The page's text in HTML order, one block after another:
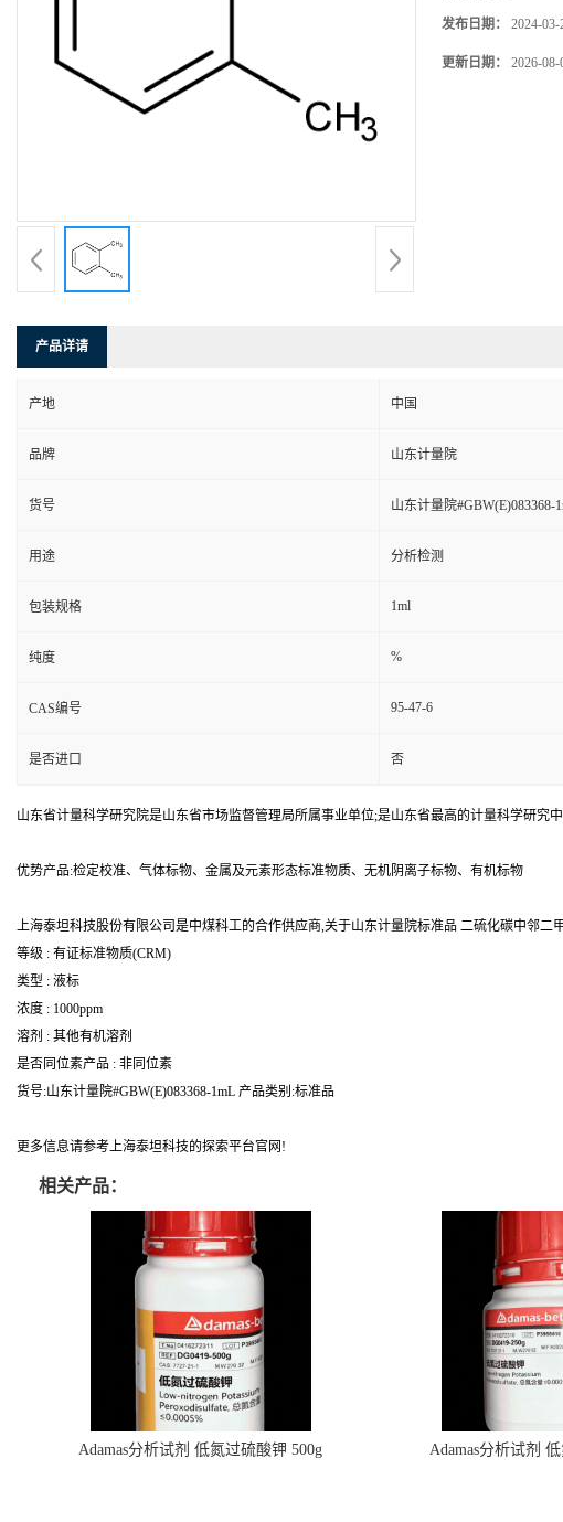
发布日期： 2024-03-
更新日期： 2026-08-
产品详请
产地 中国
品牌 山东计量院
货号 山东计量院#GBW(E)083368-
用途 分析检测
包装规格 1ml
纯度 %
CAS编号 95-47-6
是否进口 否
山东省计量科学研究院是山东省市场监督管理局所属事业单位;是山东省最高的计量科学研究
优势产品:检定校准、气体标物、金属及元素形态标准物质、无机阴离子标物、有机标物
上海泰坦科技股份有限公司是中煤科工的合作供应商,关于山东计量院标准品 二硫化碳中邻
等级 : 有证标准物质(CRM)
类型 : 液标
浓度 : 1000ppm
溶剂 : 其他有机溶剂
是否同位素产品 : 非同位素
货号:山东计量院#GBW(E)083368-1mL 产品类别:标准品
更多信息请参考上海泰坦科技的探索平台官网!
相关产品：
Adamas分析试剂 低氮过硫酸钾 500g
Adamas分析试剂